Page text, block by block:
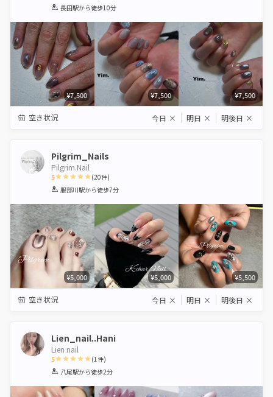
1 2 3 4 5
長田駅から徒歩10分
¥7,500 ¥7,500 ¥7,500
空き状況 今日 × 明日 × 明後日 ×
Pilgrim_Nails
Pilgrim.Nail
5
1 2 3 4 5
(20件)
服部川駅から徒歩7分
¥5,000 ¥5,000 ¥5,500
空き状況 今日 × 明日 × 明後日 ×
Lien_nail..Hani
Lien nail
5
1 2 3 4 5
(1件)
八尾駅から徒歩2分